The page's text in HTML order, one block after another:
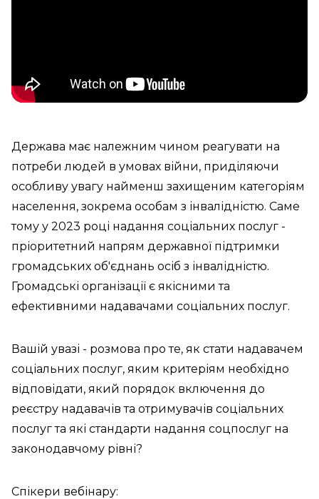
Держава має належним чином реагувати на
потреби людей в умовах війни, приділяючи
особливу увагу найменш захищеним категоріям
населення, зокрема особам з інвалідністю. Саме
тому у 2023 році надання соціальних послуг -
пріоритетний напрям державної підтримки
громадських об'єднань осіб з інвалідністю.
Громадські організації є якісними та
ефективними надавачами соціальних послуг.
Вашій увазі - розмова про те, як стати надавачем
соціальних послуг, яким критеріям необхідно
відповідати, який порядок включення до
реєстру надавачів та отримувачів соціальних
послуг та які стандарти надання соцпослуг на
законодавчому рівні?
Спікери вебінару: